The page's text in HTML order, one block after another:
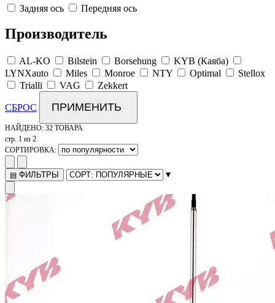
Задняя ось Передняя ось
Производитель
AL-KO Bilstein Borsehung
KYB (Каяба)
LYNXauto
Miles Monroe NTY Optimal
Stellox
Trialli
VAG Zekkert
СБРОС ПРИМЕНИТЬ
НАЙДЕНО: 32 ТОВАРА
стр. 1 из 2
СОРТИРОВКА:
▤ ФИЛЬТРЫ ▾